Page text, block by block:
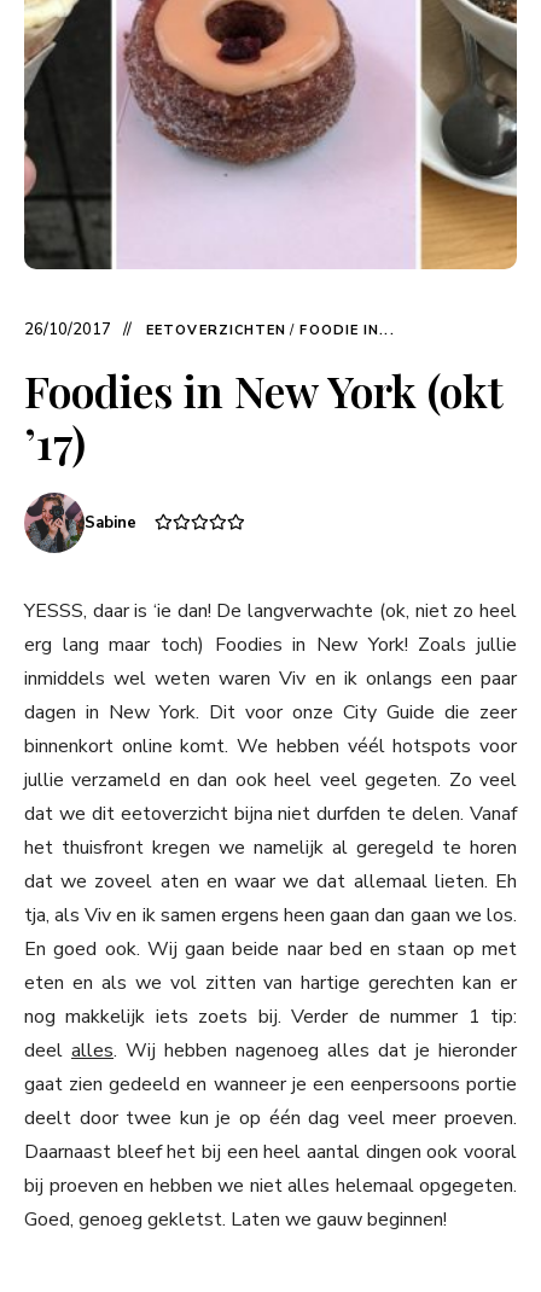
26/10/2017 EETOVERZICHTEN / FOODIE IN...
Foodies in New York (okt
’17)
Sabine
YESSS, daar is ‘ie dan! De langverwachte (ok, niet zo heel
erg lang maar toch) Foodies in New York! Zoals jullie
inmiddels wel weten waren Viv en ik onlangs een paar
dagen in New York. Dit voor onze City Guide die zeer
binnenkort online komt. We hebben véél hotspots voor
jullie verzameld en dan ook heel veel gegeten. Zo veel
dat we dit eetoverzicht bijna niet durfden te delen. Vanaf
het thuisfront kregen we namelijk al geregeld te horen
dat we zoveel aten en waar we dat allemaal lieten. Eh
tja, als Viv en ik samen ergens heen gaan dan gaan we los.
En goed ook. Wij gaan beide naar bed en staan op met
eten en als we vol zitten van hartige gerechten kan er
nog makkelijk iets zoets bij. Verder de nummer 1 tip:
deel alles. Wij hebben nagenoeg alles dat je hieronder
gaat zien gedeeld en wanneer je een eenpersoons portie
deelt door twee kun je op één dag veel meer proeven.
Daarnaast bleef het bij een heel aantal dingen ook vooral
bij proeven en hebben we niet alles helemaal opgegeten.
Goed, genoeg gekletst. Laten we gauw beginnen!